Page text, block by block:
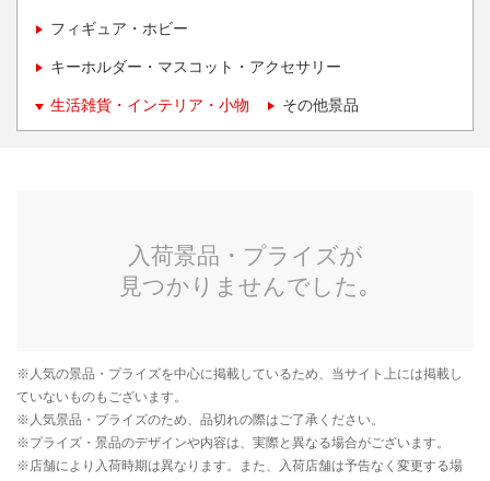
フィギュア・ホビー
キーホルダー・マスコット・アクセサリー
生活雑貨・インテリア・小物 その他景品